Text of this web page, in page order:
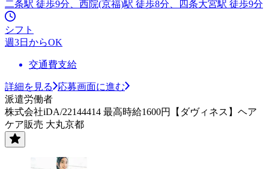
二条駅 徒歩9分、西院(京福)駅 徒歩8分、四条大宮駅 徒歩9分
シフト
週3日からOK
交通費支給
詳細を見る
応募画面に進む
派遣労働者
株式会社iDA/22144414 最高時給1600円【ダヴィネス】ヘア
ケア販売 大丸京都